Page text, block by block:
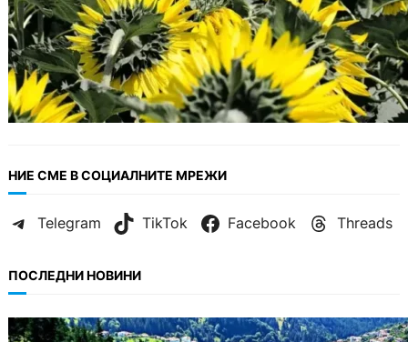
НИЕ СМЕ В СОЦИАЛНИТЕ МРЕЖИ
Telegram TikTok Facebook Threads
ПОСЛЕДНИ НОВИНИ
БЪЛГАРИЯ